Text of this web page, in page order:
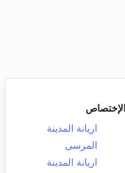
اريانة المدينة
المرسى
اريانة المدينة